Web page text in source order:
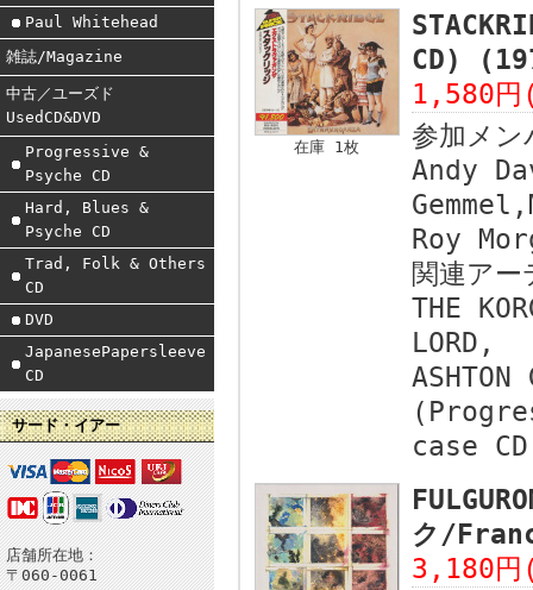
Paul Whitehead
雑誌/Magazine
中古／ユーズド
UsedCD&DVD
Progressive &
Psyche CD
Hard, Blues &
Psyche CD
Trad, Folk & Others
CD
DVD
JapanesePapersleeve
CD
サード・イアー
店舗所在地：
〒060-0061
在庫 1枚
CD)
1,580円
参加メン
Andy
Roy
関連アー
THE
LORD,
case
ク/
3,180円